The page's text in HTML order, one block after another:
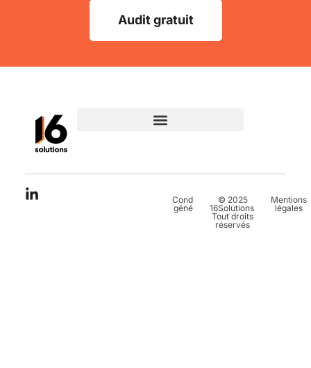
Audit gratuit
Conditions
générales
© 2025
16Solutions.
Tout droits
réservés
Mentions
légales